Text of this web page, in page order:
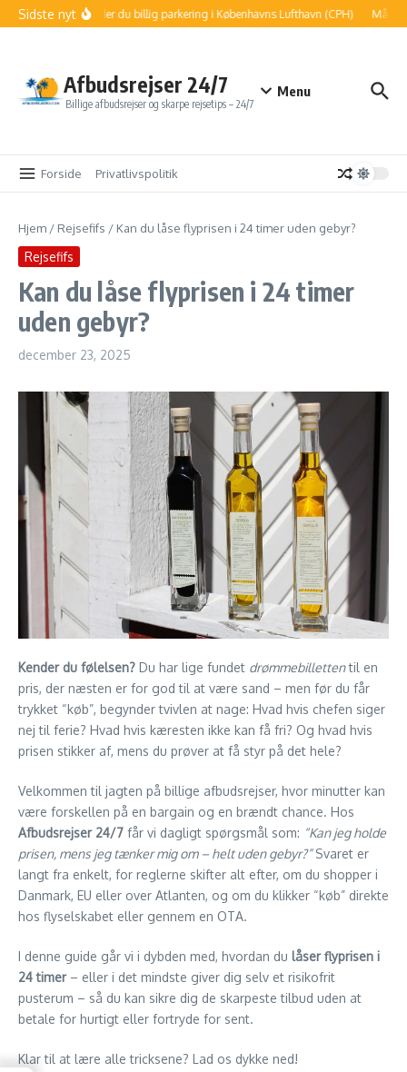
Fortsæt til indhold
Sidste nyt
Sådan finder du billig parkering i Københavns Lufthavn (CPH) Må jeg
Afbudsrejser 24/7
Billige afbudsrejser og skarpe rejsetips – 24/7
Menu
Forside Privatlivspolitik
Hjem / Rejsefifs / Kan du låse flyprisen i 24 timer uden gebyr?
Rejsefifs
Kan du låse flyprisen i 24 timer
uden gebyr?
december 23, 2025
Kender du følelsen? Du har lige fundet drømmebillettentil en
pris, der næsten er for god til at være sand – men før du får
trykket “køb”, begynder tvivlen at nage: Hvad hvis chefen siger
nej til ferie? Hvad hvis kæresten ikke kan få fri? Og hvad hvis
prisen stikker af, mens du prøver at få styr på det hele?
Velkommen til jagten på billige afbudsrejser, hvor minutter kan
være forskellen på en bargain og en brændt chance. Hos
Afbudsrejser 24/7 får vi dagligt spørgsmål som: “Kan jeg holde
prisen, mens jeg tænker mig om – helt uden gebyr?”Svaret er
langt fra enkelt, for reglerne skifter alt efter, om du shopper i
Danmark, EU eller over Atlanten, og om du klikker “køb” direkte
hos flyselskabet eller gennem en OTA.
I denne guide går vi i dybden med, hvordan du lås­er flyprisen i
24 timer– eller i det mindste giver dig selv et risikofrit
pusterum – så du kan sikre dig de skarpeste tilbud uden at
betale for hurtigt eller fortryde for sent.
Klar til at lære alle tricksene? Lad os dykke ned!